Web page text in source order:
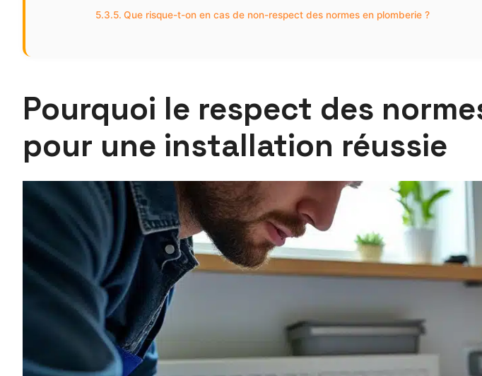
Que risque-t-on en cas de non-respect des normes en plomberie ?
Pourquoi le respect des
pour une installation réussie